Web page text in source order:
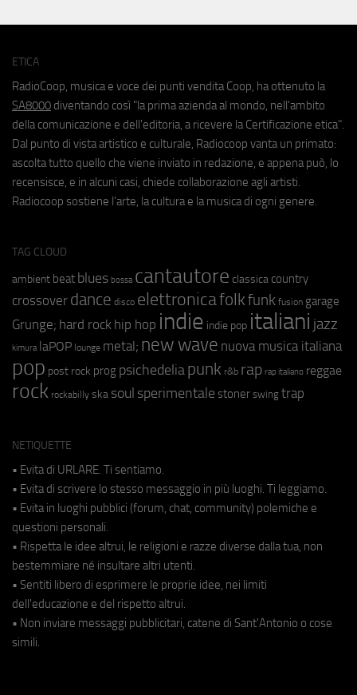
ETICA
RadioCoop, musica e voce dei punti vendita Coop, ha ottenuto la
SA8000 diventando così "la prima azienda al mondo, nell'ambito
della comunicazione e dell'editoria, a ricevere la Certificazione etica".
Dal punto di vista artistico e culturale, Radiocoop vanta un primato:
ascolta tutto quello che viene inviato in redazione, e appena può, lo
recensisce, e in alcuni casi, chiede collaborazione agli artisti.
Radiocoop sostiene l'arte, la cultura e la musica di ogni genere.
TAG CLOUD
ambient beat blues bossa cantautore classica country
crossover dance disco elettronicafolkfunk fusion garage
Grunge; hard rock hip hop indie indie pop italiani jazz
kimura laPOP lounge metal; new wave nuova musica italiana
pop post rock prog psichedeliapunk r&b rap rap italiano reggae
rock rockabilly ska soul sperimentale stoner swing trap
NETIQUETTE
• Evita di URLARE. Ti sentiamo.
• Evita di scrivere lo stesso messaggio in più luoghi. Ti leggiamo.
• Evita in luoghi pubblici (forum, chat, community) polemiche e
questioni personali.
• Rispetta le idee altrui, le religioni e razze diverse dalla tua, non
bestemmiare né insultare altri utenti.
• Sentiti libero di esprimere le proprie idee, nei limiti
dell'educazione e del rispetto altrui.
• Non inviare messaggi pubblicitari, catene di Sant'Antonio o cose
simili.